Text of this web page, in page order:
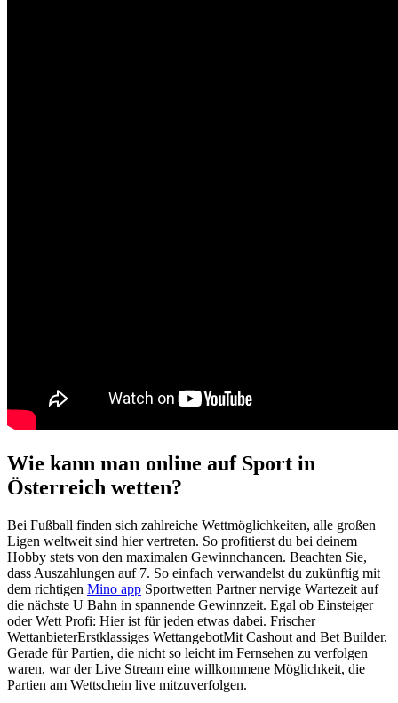
Wie kann man online auf Sport in
Österreich wetten?
Bei Fußball finden sich zahlreiche Wettmöglichkeiten, alle großen
Ligen weltweit sind hier vertreten. So profitierst du bei deinem
Hobby stets von den maximalen Gewinnchancen. Beachten Sie,
dass Auszahlungen auf 7. So einfach verwandelst du zukünftig mit
dem richtigen Mino app Sportwetten Partner nervige Wartezeit auf
die nächste U Bahn in spannende Gewinnzeit. Egal ob Einsteiger
oder Wett Profi: Hier ist für jeden etwas dabei. Frischer
WettanbieterErstklassiges WettangebotMit Cashout and Bet Builder.
Gerade für Partien, die nicht so leicht im Fernsehen zu verfolgen
waren, war der Live Stream eine willkommene Möglichkeit, die
Partien am Wettschein live mitzuverfolgen.